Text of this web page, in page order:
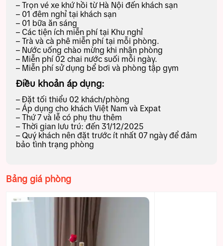
– Trọn vé xe khứ hồi từ Hà Nội đến khách sạn
– 01 đêm nghỉ tại khách sạn
– 01 bữa ăn sáng
– Các tiện ích miễn phí tại Khu nghỉ
– Trà và cà phê miễn phí tại mỗi phòng.
– Nước uống chào mừng khi nhận phòng
– Miễn phí 02 chai nước suối mỗi ngày.
– Miễn phí sử dụng bể bơi và phòng tập gym
Điều khoản áp dụng:
– Đặt tối thiểu 02 khách/phòng
– Áp dụng cho khách Việt Nam và Expat
– Thứ 7 và lễ có phụ thu thêm
– Thời gian lưu trú: đến 31/12/2025
– Quý khách nên đặt trước ít nhất 07 ngày để đảm
bảo tình trạng phòng
Bảng giá phòng